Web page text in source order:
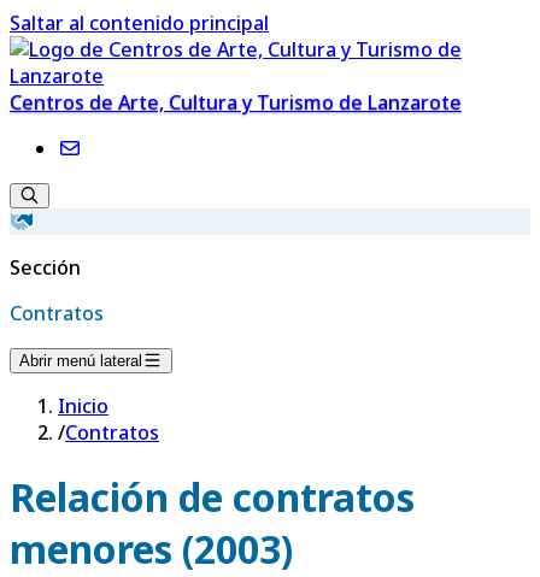
Saltar al contenido principal
Centros de Arte, Cultura y Turismo de Lanzarote
Sección
Contratos
Abrir menú lateral
Inicio
/Contratos
Relación de contratos
menores (2003)